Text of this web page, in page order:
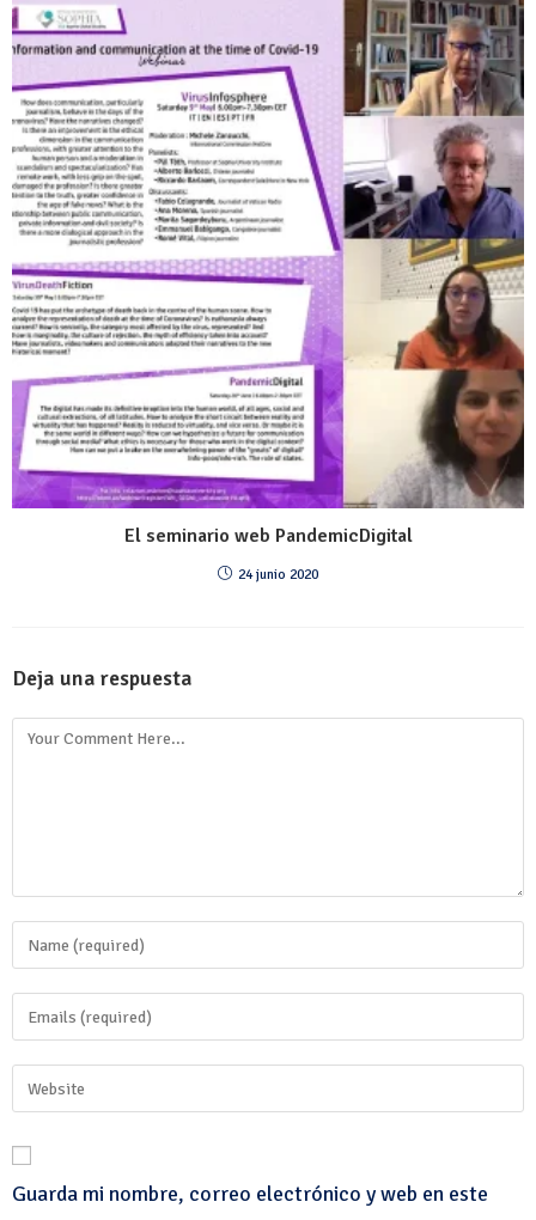
El seminario web PandemicDigital
24 junio 2020
Deja una respuesta
Guarda mi nombre, correo electrónico y web en este